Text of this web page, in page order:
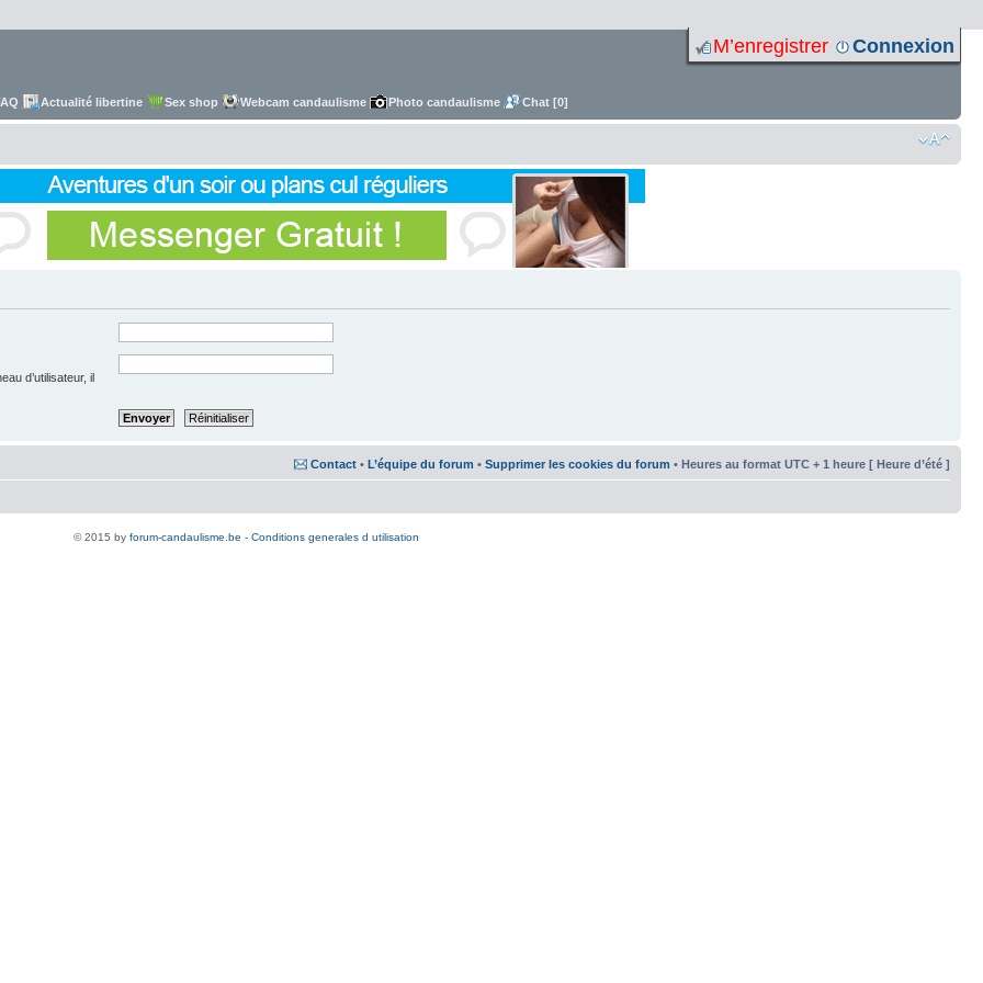
M’enregistrer Connexion
Actualité libertine Sex shop Webcam candaulisme Photo candaulisme Chat [0]
d’utilisateur, il
Contact • L’équipe du forum • Supprimer les cookies du forum • Heures au format UTC + 1 heure [ Heure d’été ]
© 2015 by forum-candaulisme.be - Conditions generales d utilisation